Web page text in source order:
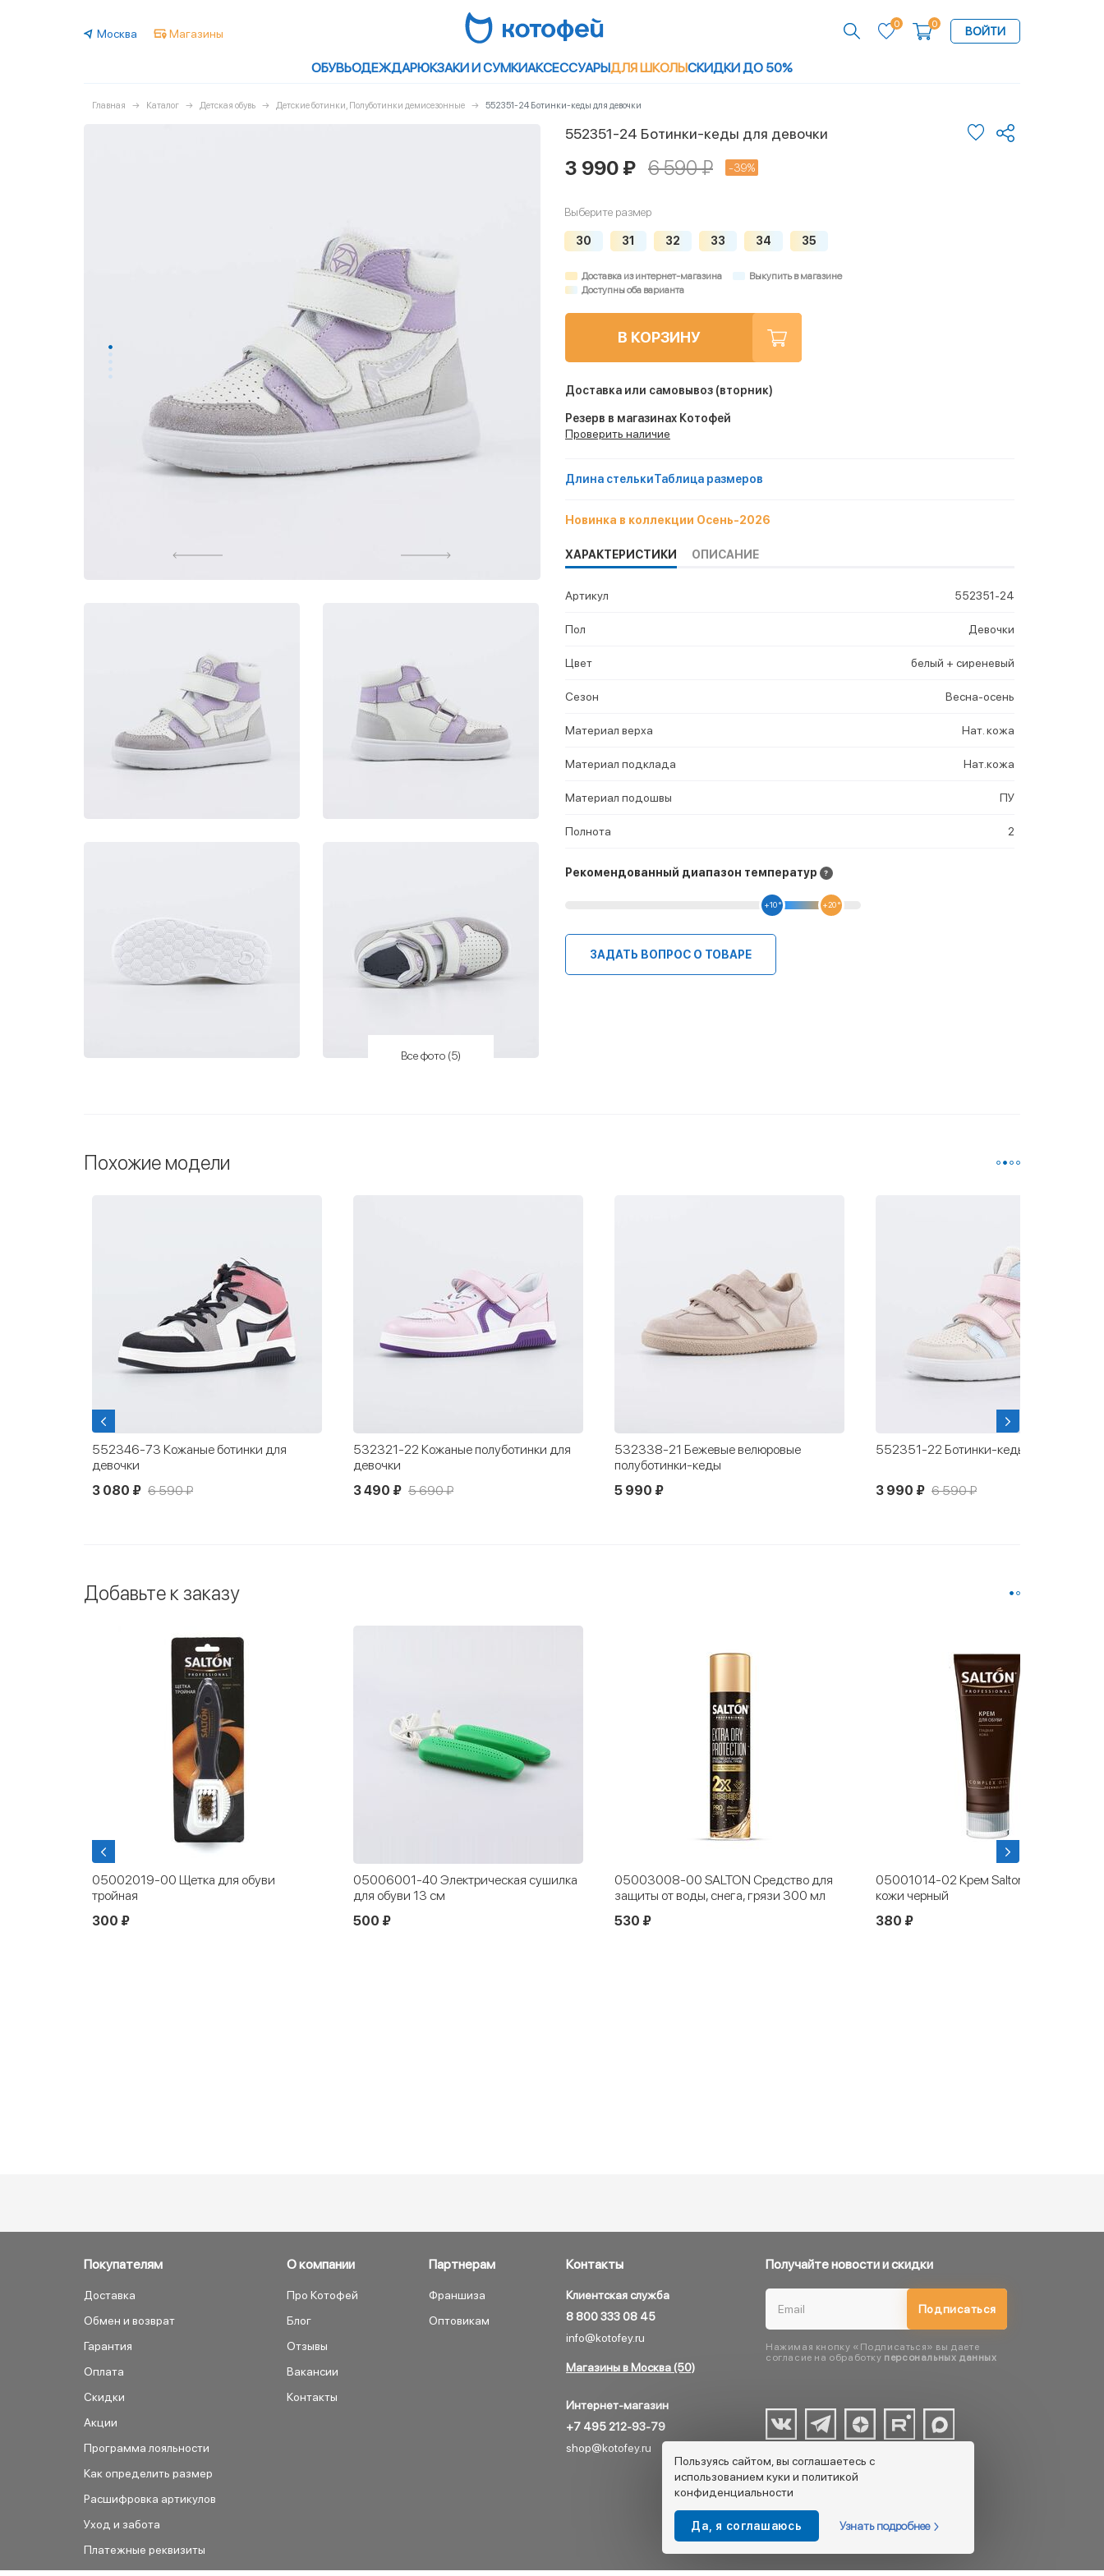
Москва Магазины
0 0
ВОЙТИ
ОБУВЬОДЕЖДАРЮКЗАКИ И СУМКИАКСЕССУАРЫДЛЯ ШКОЛЫСКИДКИ ДО 50%
Главная Каталог Детская обувь Детские ботинки, Полуботинки демисезонные 552351-24 Ботинки-кеды для девочки
Все фото (5)
552351-24 Ботинки-кеды для девочки
3 990 ₽ 6 590 ₽ -39%
Выберите размер
30 31 32 33 34 35
Доставка из интернет-магазина
Выкупить в магазине
Доступны оба варианта
В КОРЗИНУ
Доставка или самовывоз (вторник)
Резерв в магазинах Котофей
Проверить наличие
Длина стелькиТаблица размеров
Новинка в коллекции Осень-2026
ХАРАКТЕРИСТИКИ ОПИСАНИЕ
Артикул 552351-24
Пол Девочки
Цвет белый + сиреневый
Сезон Весна-осень
Материал верха Нат. кожа
Материал подклада Нат.кожа
Материал подошвы ПУ
Полнота 2
Рекомендованный диапазон температур
+10 ° +20 °
ЗАДАТЬ ВОПРОС О ТОВАРЕ
Похожие модели
552346-73 Кожаные ботинки для
девочки
3 080 ₽ 6 590 ₽
532321-22 Кожаные полуботинки для
девочки
3 490 ₽ 5 690 ₽
532338-21 Бежевые велюровые
полуботинки-кеды
5 990 ₽
552351-22 Ботинки-кеды для девочки
3 990 ₽ 6 590 ₽
Добавьте к заказу
05002019-00 Щетка для обуви
тройная
300 ₽
05006001-40 Электрическая сушилка
для обуви 13 см
500 ₽
05003008-00 SALTON Средство для
защиты от воды, снега, грязи 300 мл
530 ₽
05001014-02 Крем Salton для гладкой
кожи черный
380 ₽
Покупателям
Доставка
Обмен и возврат
Гарантия
Оплата
Скидки
Акции
Программа лояльности
Как определить размер
Расшифровка артикулов
Уход и забота
Платежные реквизиты
О компании
Про Котофей
Блог
Отзывы
Вакансии
Контакты
Партнерам
Франшиза
Оптовикам
Контакты
Клиентская служба
8 800 333 08 45
info@kotofey.ru
Магазины в Москва (50)
Интернет-магазин
+7 495 212-93-79
shop@kotofey.ru
Получайте новости и скидки
Подписаться
Нажимая кнопку «Подписаться» вы даете
согласие на обработку персональных данных
Пользуясь сайтом, вы соглашаетесь с
использованием куки и политикой
конфиденциальности
Да, я соглашаюсь Узнать подробнее